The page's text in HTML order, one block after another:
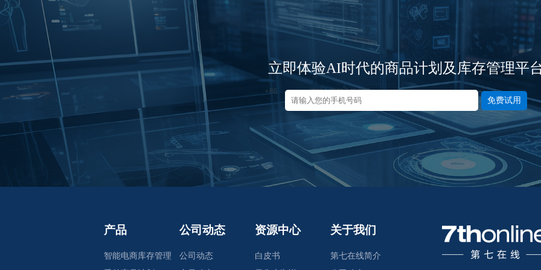
立即体验AI时代的商品计划及库存管理平
免费试用
产品
智能电商库存管理
公司动态
公司动态
资源中心
白皮书
关于我们
第七在线简介